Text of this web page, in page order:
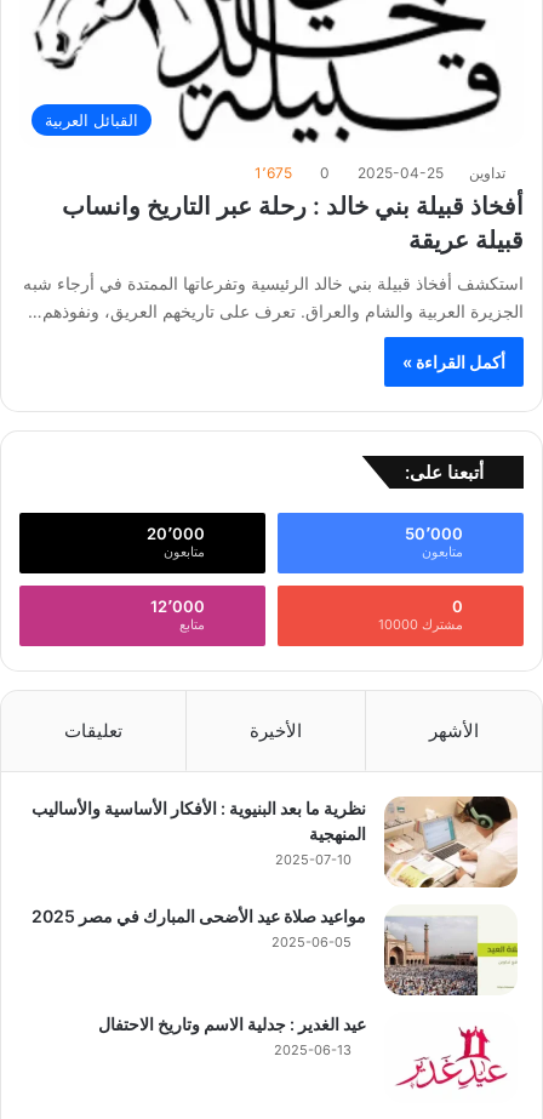
القبائل العربية
تداوين 2025-04-25
0 1٬675
أفخاذ قبيلة بني خالد : رحلة عبر التاريخ وانساب
قبيلة عريقة
استكشف أفخاذ قبيلة بني خالد الرئيسية وتفرعاتها الممتدة في أرجاء شبه
الجزيرة العربية والشام والعراق. تعرف على تاريخهم العريق، ونفوذهم…
أكمل القراءة »
أتبعنا على:
50٬000
متابعون
20٬000
متابعون
0
مشترك 10000
12٬000
متابع
الأشهر الأخيرة تعليقات
نظرية ما بعد البنيوية : الأفكار الأساسية والأساليب
المنهجية
2025-07-10
مواعيد صلاة عيد الأضحى المبارك في مصر 2025
2025-06-05
عيد الغدير : جدلية الاسم وتاريخ الاحتفال
2025-06-13